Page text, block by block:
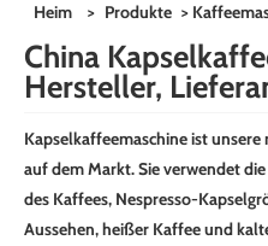
Heim > Produkte >
China
Hersteller,
Kapselkaffeemaschine ist
auf dem Markt. Sie verwendet
des Kaffees, Nespresso-
Aussehen, heißer Kaffee und